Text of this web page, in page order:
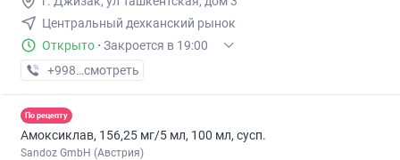
Центральный дехканский рынок
Открыто · Закроется в 19:00
+998 (94) XXX-XX-XX
смотреть
По рецепту
Амоксиклав, 156,25 мг/5 мл, 100 мл, сусп.
Sandoz GmbH (Австрия)